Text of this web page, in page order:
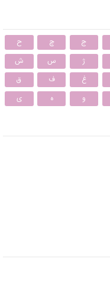
ج چ
ح
ژ س
ش
غ ف
ق
و ه ی